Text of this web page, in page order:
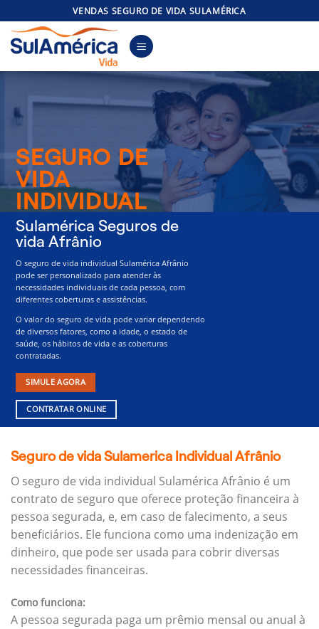
to
content
VENDAS SEGURO DE VIDA SULAMÉRICA
SEGURO DE
VIDA
INDIVIDUAL
Sulamérica Seguros de
vida Afrânio
O seguro de vida individual Sulamérica Afrânio
pode ser personalizado para atender às
necessidades individuais de cada pessoa, com
diferentes coberturas e assistências.
O valor do seguro de vida pode variar dependendo
de diversos fatores, como a idade, o estado de
saúde, os hábitos de vida e as coberturas
contratadas.
SIMULE AGORA
CONTRATAR ONLINE
Seguro de vida Sulamerica Individual Afrânio
O seguro de vida individual Sulamérica Afrânio é um
contrato de seguro que oferece proteção financeira à
pessoa segurada, e, em caso de falecimento, a seus
beneficiários. Ele funciona como uma indenização em
dinheiro, que pode ser usada para cobrir diversas
necessidades financeiras.
Como funciona:
A pessoa segurada paga um prêmio mensal ou anual à